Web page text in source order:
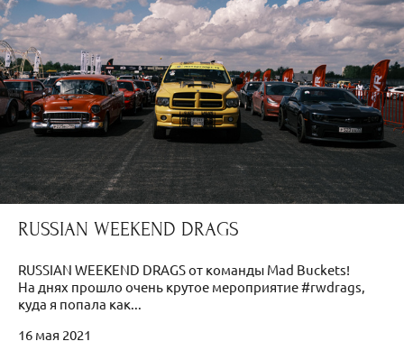
RUSSIAN WEEKEND DRAGS
RUSSIAN WEEKEND DRAGS от команды Mad Buckets!
На днях прошло очень крутое мероприятие #rwdrags,
куда я попала как...
16 мая 2021